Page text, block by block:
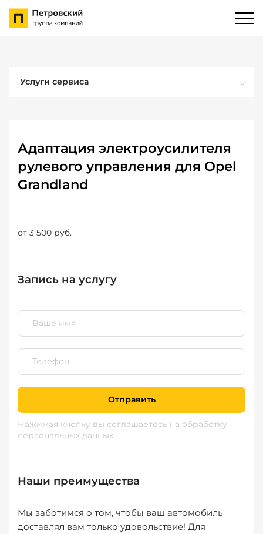
Услуги сервиса
Адаптация электроусилителя
рулевого управления для Opel
Grandland
от 3 500 руб.
Запись на услугу
Отправить
Нажимая кнопку вы соглашаетесь на обработку
персональных данных
Наши преимущества
Мы заботимся о том, чтобы ваш автомобиль
доставлял вам только удовольствие! Для